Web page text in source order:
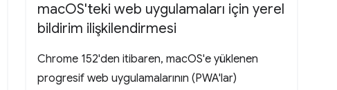
macOS'teki web uygulamaları için yerel
bildirim ilişkilendirmesi
Chrome 152'den itibaren, macOS'e yüklenen
progresif web uygulamalarının (PWA'lar)